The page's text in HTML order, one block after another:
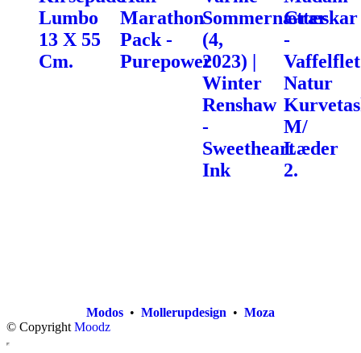
Lumbo
13 X 55
Cm.
Marathon
Pack -
Purepower
Sommernætter
(4,
2023) |
Winter
Renshaw
-
Sweetheart
Ink
Græskar
-
Vaffelflet
Natur
M/
Læder
2.
Modos • Mollerupdesign • Moza
© Copyright Moodz